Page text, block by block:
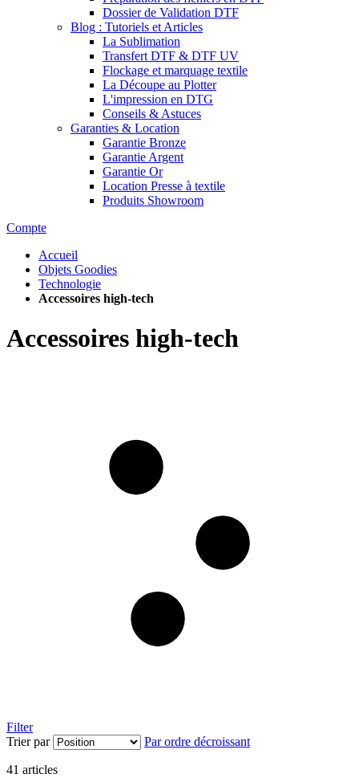
Dossier de Validation DTF
Blog : Tutoriels et Articles
La Sublimation
Transfert DTF & DTF UV
Flockage et marquage textile
La Découpe au Plotter
L'impression en DTG
Conseils & Astuces
Garanties & Location
Garantie Bronze
Garantie Argent
Garantie Or
Location Presse à textile
Produits Showroom
Compte
Accueil
Objets Goodies
Technologie
Accessoires high-tech
Accessoires high-tech
Filter
Trier par
Par ordre décroissant
41 articles